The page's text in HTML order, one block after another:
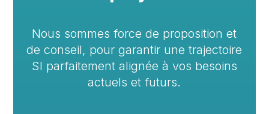
Nous sommes force de proposition et
de conseil, pour garantir une trajectoire
SI parfaitement alignée à vos besoins
actuels et futurs.